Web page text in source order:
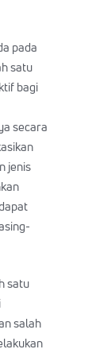
pada
satu
bagi
secara
jenis
satu
salah